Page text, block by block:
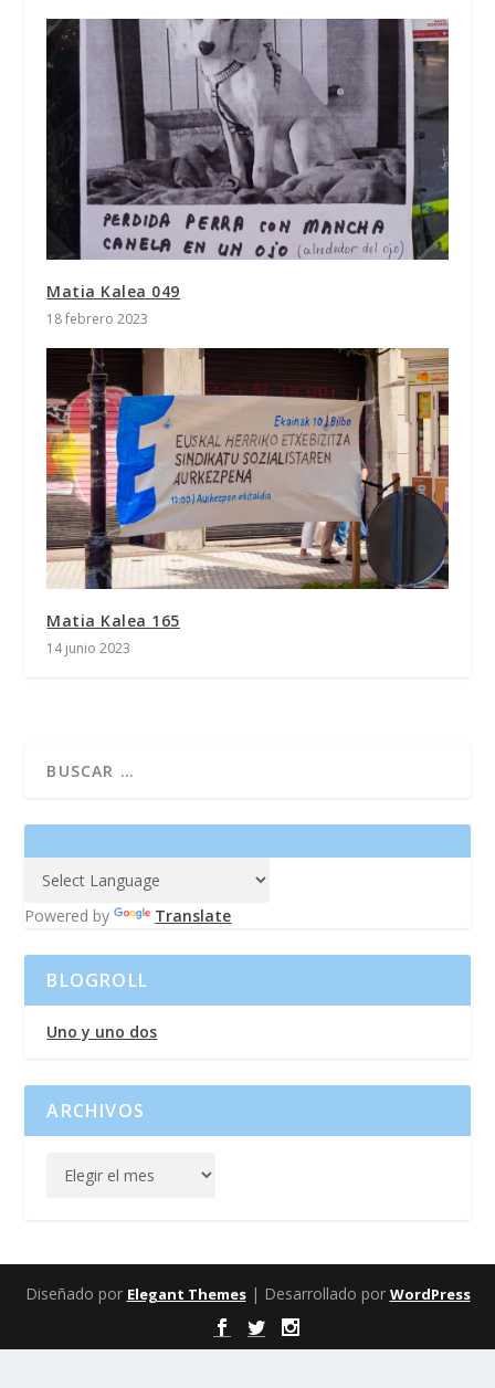
Matia Kalea 049
18 febrero 2023
Matia Kalea 165
14 junio 2023
Powered by Translate
BLOGROLL
Uno y uno dos
ARCHIVOS
Diseñado por Elegant Themes| Desarrollado por WordPress